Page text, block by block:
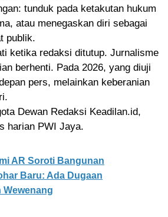
tunduk pada ketakutan hukum
atau menegaskan diri sebagai
publik.
ketika redaksi ditutup. Jurnalisme
berhenti. Pada 2026, yang diuji
pers, melainkan keberanian
Dewan Redaksi Keadilan.id,
harian PWI Jaya.
AR Soroti Bangunan
Baru: Ada Dugaan
Wewenang